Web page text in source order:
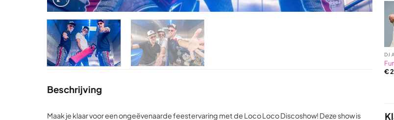
Beschrijving
Maak je klaar voor een ongeëvenaarde feestervaring met de Loco Loco Discoshow! Deze show is
DJ
€